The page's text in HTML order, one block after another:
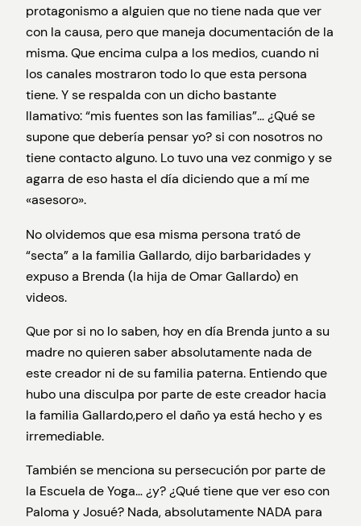
protagonismo a alguien que no tiene nada que ver
con la causa, pero que maneja documentación de la
misma. Que encima culpa a los medios, cuando ni
los canales mostraron todo lo que esta persona
tiene. Y se respalda con un dicho bastante
llamativo: “mis fuentes son las familias”… ¿Qué se
supone que debería pensar yo? si con nosotros no
tiene contacto alguno. Lo tuvo una vez conmigo y se
agarra de eso hasta el día diciendo que a mí me
«asesoro».
No olvidemos que esa misma persona trató de
“secta” a la familia Gallardo, dijo barbaridades y
expuso a Brenda (la hija de Omar Gallardo) en
videos.
Que por si no lo saben, hoy en día Brenda junto a su
madre no quieren saber absolutamente nada de
este creador ni de su familia paterna. Entiendo que
hubo una disculpa por parte de este creador hacia
la familia Gallardo,pero el daño ya está hecho y es
irremediable.
También se menciona su persecución por parte de
la Escuela de Yoga… ¿y? ¿Qué tiene que ver eso con
Paloma y Josué? Nada, absolutamente NADA para